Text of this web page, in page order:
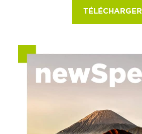
TÉLÉCHARGER